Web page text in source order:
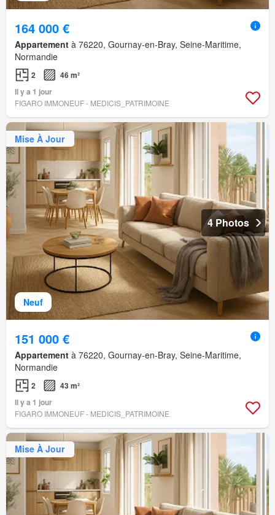
164 000 €
Appartement à 76220, Gournay-en-Bray, Seine-Maritime,
Normandie
2
46 m²
Il y a 1 jour
FIGARO IMMONEUF - MEDICIS_PATRIMOINE
Neuf
Mise À Jour
4 Photos
151 000 €
Appartement à 76220, Gournay-en-Bray, Seine-Maritime,
Normandie
2
43 m²
Il y a 1 jour
FIGARO IMMONEUF - MEDICIS_PATRIMOINE
Mise À Jour